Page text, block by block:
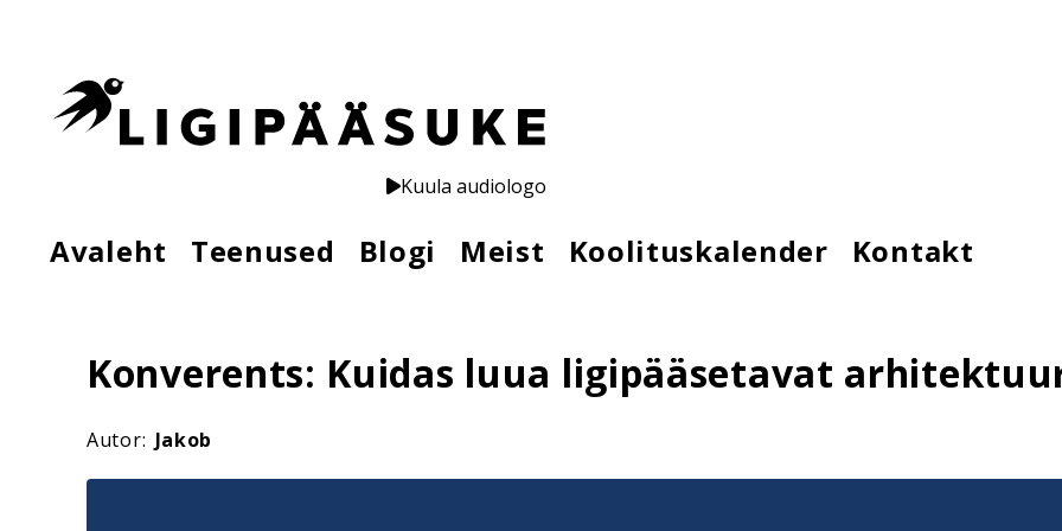
Kuula audiologo
Avaleht Teenused Blogi Meist Koolituskalender Kontakt
Konverents: Kuidas luua ligipääsetavat
Autor: Jakob